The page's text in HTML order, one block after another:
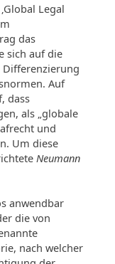
Legal
das
sich auf die
Auf
dass
als „globale
und
Um diese
Neumann
anwendbar
die von
nach welcher